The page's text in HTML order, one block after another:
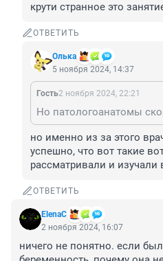
крути странное это
ОТВЕТИТЬ
Олька
5 ноября 2024, 14:37
Гость2 ноября 2024, 22:21
но именно из за этого
успешно, что вот такие
рассматривали и изучали
ОТВЕТИТЬ
ElenaC
2 ноября 2024, 16:07
ничего не понятно. если